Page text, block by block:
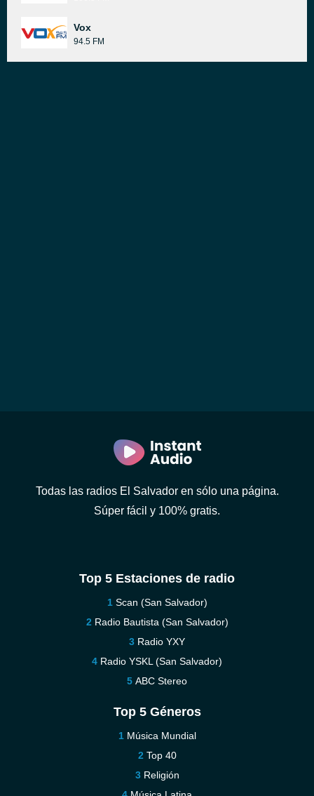
Vox
94.5 FM
Todas las radios El Salvador en sólo una página.
Súper fácil y 100% gratis.
Top 5 Estaciones de radio
Scan (San Salvador)
Radio Bautista (San Salvador)
Radio YXY
Radio YSKL (San Salvador)
ABC Stereo
Top 5 Géneros
Música Mundial
Top 40
Religión